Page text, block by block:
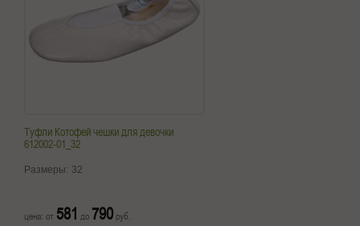
Туфли Котофей чешки для девочки
612002-01_32
Размеры: 32
цена: от 581 до 790 руб.